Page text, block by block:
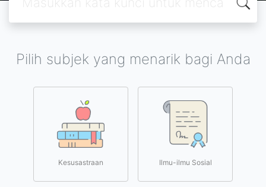
Pilih subjek yang menarik bagi Anda
Kesusastraan Ilmu-ilmu Sosial